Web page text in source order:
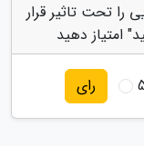
را تحت تاثیر قرار
امتیاز دهید
رای